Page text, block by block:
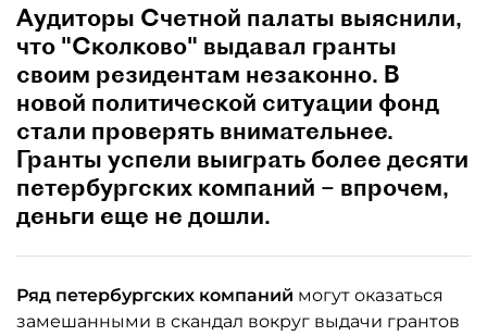
Аудиторы Счетной палаты выяснили,
что "Сколково" выдавал гранты
своим резидентам незаконно. В
новой политической ситуации фонд
стали проверять внимательнее.
Гранты успели выиграть более десяти
петербургских компаний – впрочем,
деньги еще не дошли.
Ряд петербургских компаний могут оказаться
замешанными в скандал вокруг выдачи грантов